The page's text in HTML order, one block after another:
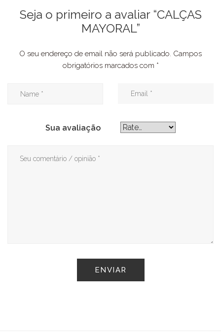
Seja o primeiro a avaliar “CALÇAS
MAYORAL”
O seu endereço de email não será publicado. Campos
obrigatórios marcados com *
Sua avaliação